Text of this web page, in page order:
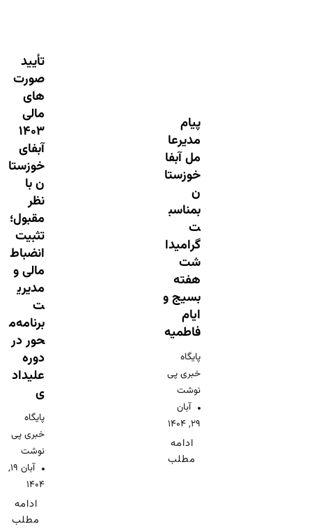
پیام
مدیرعا
مل آبفا
خوزستا
ن
بمناسب
ت
گرامیدا
شت
هفته
بسیج و
ایام
فاطمیه
پایگاه
خبری پی
نوشت
آبان
۲۹, ۱۴۰۴
ادامه
مطلب
تأیید
صورت‌
های
مالی
۱۴۰۳
آبفای
خوزستا
ن با
نظر
مقبول؛
تثبیت
انضباط
مالی و
مدیری
ت
برنامه‌م
حور در
دوره
علیداد
ی
پایگاه
خبری پی
نوشت
آبان ۱۹,
۱۴۰۴
ادامه
مطلب